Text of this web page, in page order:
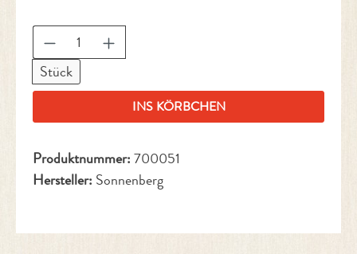
Produkt Anzahl: Gib den gewünschten Wert
Stück
INS KÖRBCHEN
Produktnummer:700051
Hersteller: Sonnenberg